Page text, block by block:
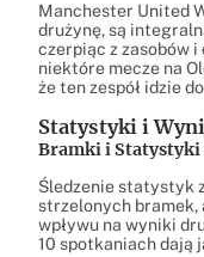
Manchester United
drużynę, są
czerpiąc z zasobów
niektóre mecze na
że ten zespół idzie
Statystyki i
Bramki i Statystyki
Śledzenie statystyk
strzelonych bramek,
wpływu na wyniki
10 spotkaniach dają